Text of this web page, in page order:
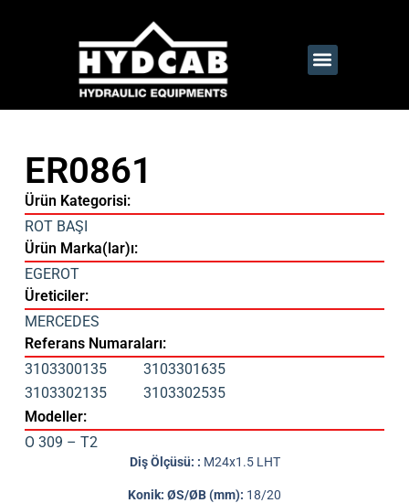
ER0861
Ürün Kategorisi:
ROT BAŞI
Ürün Marka(lar)ı:
EGEROT
Üreticiler:
MERCEDES
Referans Numaraları:
3103300135
3103301635
3103302135
3103302535
Modeller:
O 309 – T2
Diş Ölçüsü: : M24x1.5 LHT
Konik: ØS/ØB (mm): 18/20